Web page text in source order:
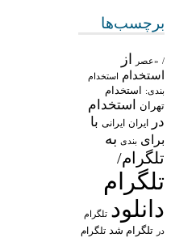
برچسب‌ها
/ «عصر از
استخدام استخدام
بندی: استخدام
تهران
استخدام
در
ایران ایرانی با
برای بندی به
تلگرام/
تلگرام
دانلود تلگرام
در تلگرام شد تلگرام